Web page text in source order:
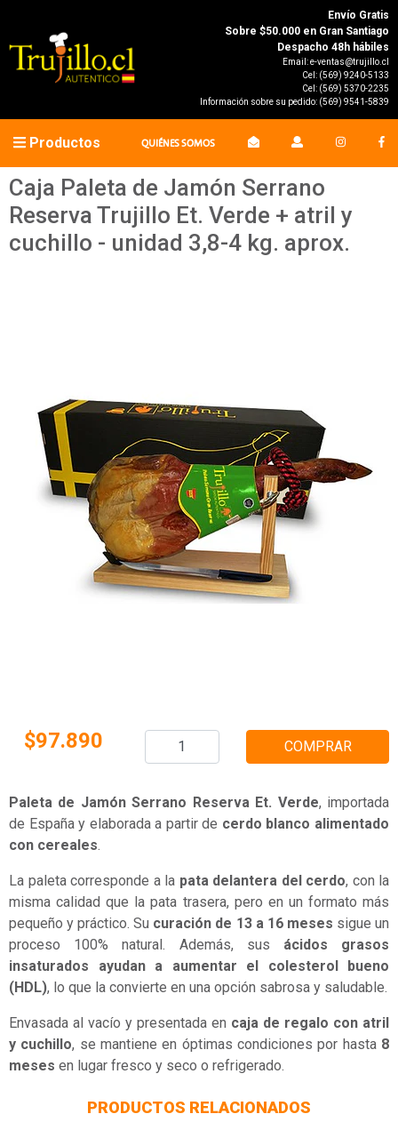
Envío Gratis
Sobre $50.000 en Gran Santiago
Despacho 48h hábiles
Email:e-ventas@trujillo.cl
Cel: (569) 9240-5133
Cel: (569) 5370-2235
Información sobre su pedido: (569) 9541-5839
Productos QUIÉNES SOMOS
Caja Paleta de Jamón Serrano
Reserva Trujillo Et. Verde + atril y
cuchillo - unidad 3,8-4 kg. aprox.
$97.890 COMPRAR
Paleta de Jamón Serrano Reserva Et. Verde, importada
de España y elaborada a partir de cerdo blanco alimentado
con cereales.
La paleta corresponde a la pata delantera del cerdo, con la
misma calidad que la pata trasera, pero en un formato más
pequeño y práctico. Su curación de 13 a 16 meses sigue un
proceso 100% natural. Además, sus ácidos grasos
insaturados ayudan a aumentar el colesterol bueno
(HDL), lo que la convierte en una opción sabrosa y saludable.
Envasada al vacío y presentada en caja de regalo con atril
y cuchillo, se mantiene en óptimas condiciones por hasta 8
meses en lugar fresco y seco o refrigerado.
PRODUCTOS RELACIONADOS